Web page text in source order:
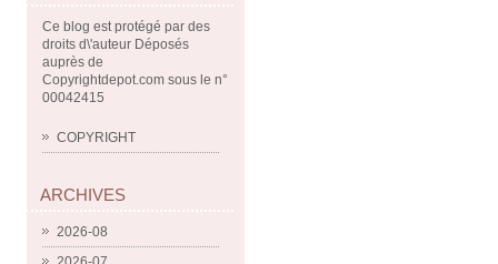
Ce blog est protégé par des
droits d\'auteur Déposés
auprès de
Copyrightdepot.com sous le n°
00042415
COPYRIGHT
ARCHIVES
2026-08